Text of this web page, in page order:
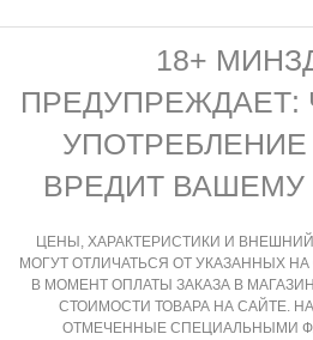
18+
ПРЕДУПРЕЖДАЕТ:
ВРЕДИТ
ЦЕНЫ, ХАРАКТЕРИСТИКИ И
МОГУТ ОТЛИЧАТЬСЯ ОТ УКАЗАННЫХ
В МОМЕНТ ОПЛАТЫ ЗАКАЗА В
СТОИМОСТИ ТОВАРА НА САЙТЕ.
ОТМЕЧЕННЫЕ СПЕЦИАЛЬНЫМИ